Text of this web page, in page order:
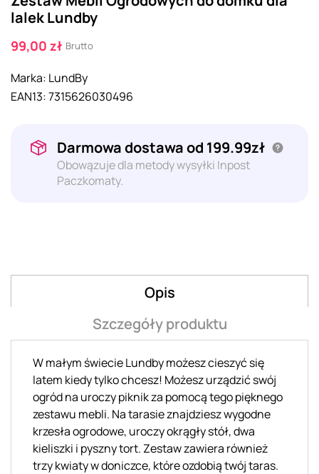
lalek Lundby
99,00 zł Brutto
Marka: LundBy
EAN13:7315626030496
Darmowa dostawa od 199.99zł
Obowązuje dla metody wysyłki Inpost
Paczkomaty.
Opis
Szczegóły produktu
W małym świecie Lundby możesz cieszyć się
latem kiedy tylko chcesz! Możesz urządzić swój
ogród na uroczy piknik za pomocą tego pięknego
zestawu mebli. Na tarasie znajdziesz wygodne
krzesła ogrodowe, uroczy okrągły stół, dwa
kieliszki i pyszny tort. Zestaw zawiera również
trzy kwiaty w doniczce, które ozdobią twój taras.